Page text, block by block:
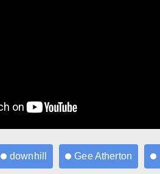
downhill Gee Atherton